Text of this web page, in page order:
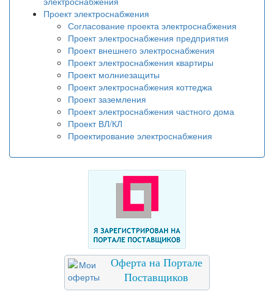
Проект электроснабжения
Согласование проекта электроснабжения
Проект электроснабжения предприятия
Проект внешнего электроснабжения
Проект электроснабжения квартиры
Проект молниезащиты
Проект электроснабжения коттеджа
Проект заземления
Проект электроснабжения частного дома
Проект ВЛ/КЛ
Проектирование электроснабжения
Оферта на Портале
Поставщиков